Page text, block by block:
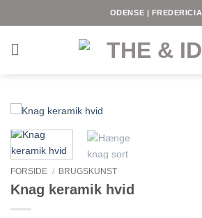
ODENSE | FREDERICIA
FORSIDE / BRUGSKUNST
Knag keramik hvid